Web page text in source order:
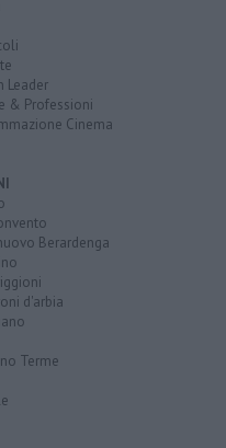
Leader
& Professioni
Cinema
Berardenga
d'arbia
Terme